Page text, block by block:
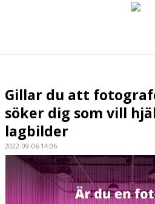
MEDLEM
MATCHER
HALL OF FAME
Gillar du att
söker dig som vill
lagbilder
2022-09-06 14:06